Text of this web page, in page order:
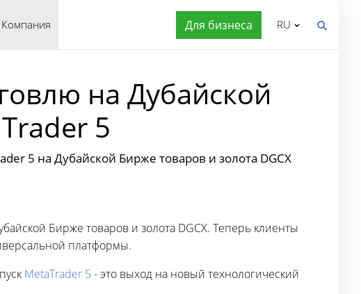
Компания Для бизнеса RU
на Дубайской
5
5 на Дубайской Бирже товаров и золота DGCX
Бирже товаров и золота DGCX. Теперь клиенты
платформы.
MetaTrader 5 - это выход на новый технологический